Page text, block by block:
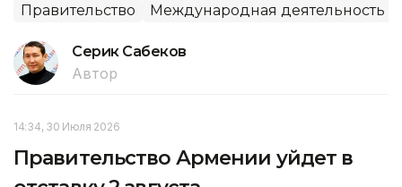
Правительство Международная деятельность
Серик Сабеков
Автор
14:34, 30 Июля 2026
Правительство Армении уйдет в